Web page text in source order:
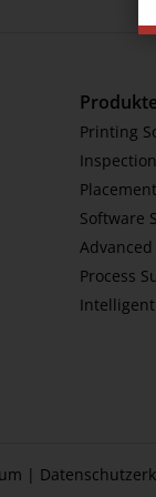
Printing
Software
Advanced
Process
|